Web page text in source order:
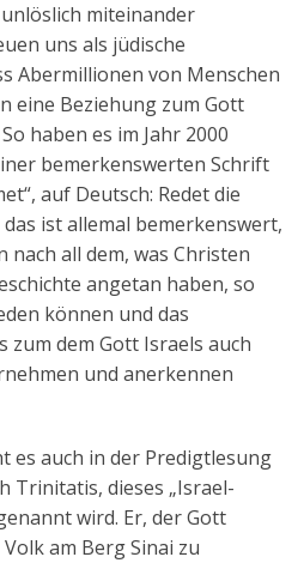
miteinander
uns als jüdische
Abermillionen von Menschen
eine Beziehung zum Gott
haben es im Jahr 2000
bemerkenswerten Schrift
auf Deutsch: Redet die
ist allemal bemerkenswert,
nach all dem, was Christen
angetan haben, so
können und das
zum dem Gott Israels auch
und anerkennen
es auch in der Predigtlesung
Trinitatis, dieses „Israel-
wird. Er, der Gott
am Berg Sinai zu